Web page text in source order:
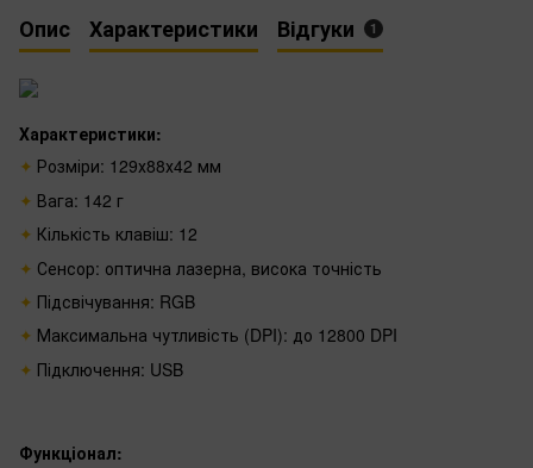
Опис Характеристики Відгуки 1
Характеристики:
Розміри: 129х88х42 мм
Вага: 142 г
Кількість клавіш: 12
Сенсор: оптична лазерна, висока точність
Підсвічування: RGB
Максимальна чутливість (DPI): до 12800 DPI
Підключення: USB
Функціонал: